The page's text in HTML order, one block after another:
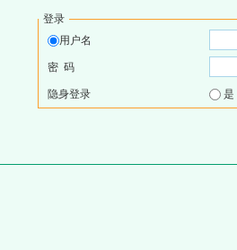
登录
用户名
密 码
隐身登录